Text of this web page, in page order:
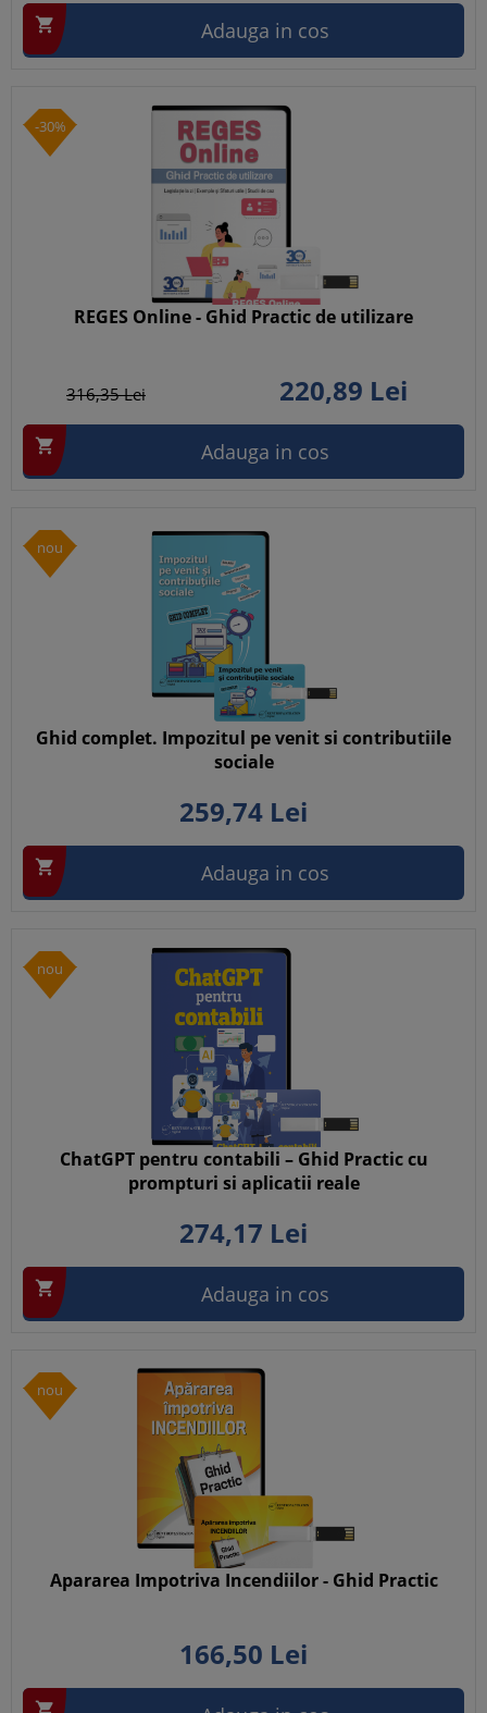
 Adauga in cos
-30%
REGES Online - Ghid Practic de utilizare
316,35Lei 220,89 Lei
 Adauga in cos
nou
Ghid complet. Impozitul pe venit si contributiile
sociale
259,74 Lei
 Adauga in cos
nou
ChatGPT pentru contabili – Ghid Practic cu
prompturi si aplicatii reale
274,17 Lei
 Adauga in cos
nou
Apararea Impotriva Incendiilor - Ghid Practic
166,50 Lei